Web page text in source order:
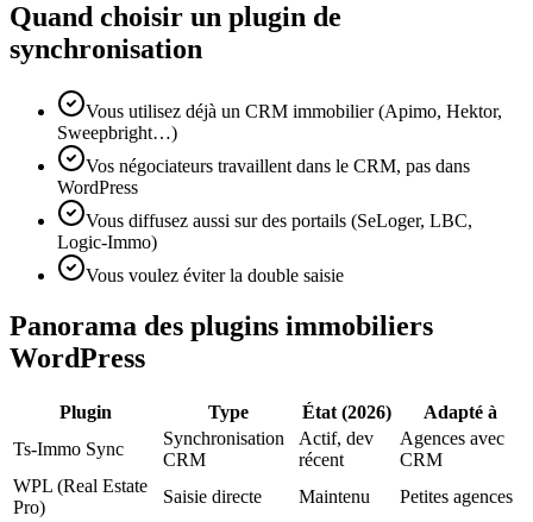
Quand choisir un plugin de
synchronisation
Vous utilisez déjà un CRM immobilier (Apimo, Hektor,
Sweepbright…)
Vos négociateurs travaillent dans le CRM, pas dans
WordPress
Vous diffusez aussi sur des portails (SeLoger, LBC,
Logic-Immo)
Vous voulez éviter la double saisie
Panorama des plugins immobiliers
WordPress
Plugin Type État (2026)
Adapté à
Ts-Immo Sync
Synchronisation
CRM
Actif, dev
récent
Agences avec
CRM
WPL (Real Estate
Pro)
Saisie directe Maintenu
Petites agences